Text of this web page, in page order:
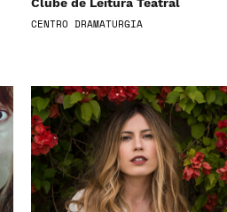
CENTRO DRAMATURGIA